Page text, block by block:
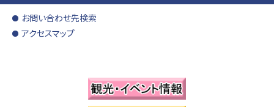
お問い合わせ先検索
アクセスマップ